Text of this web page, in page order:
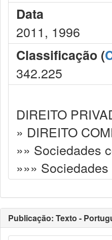
Data
2011, 1996
Classificação (
342.225
DIREITO
» DIREITO
»» Sociedades
»»»
Publicação: Texto -